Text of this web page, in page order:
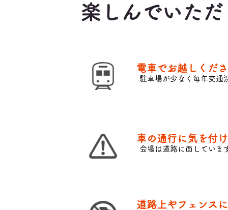
楽しんでいた
電車でお越しくだ
駐車場が少なく毎年交通
車の通行に気を付
会場は道路に面していま
道路上やフェンス